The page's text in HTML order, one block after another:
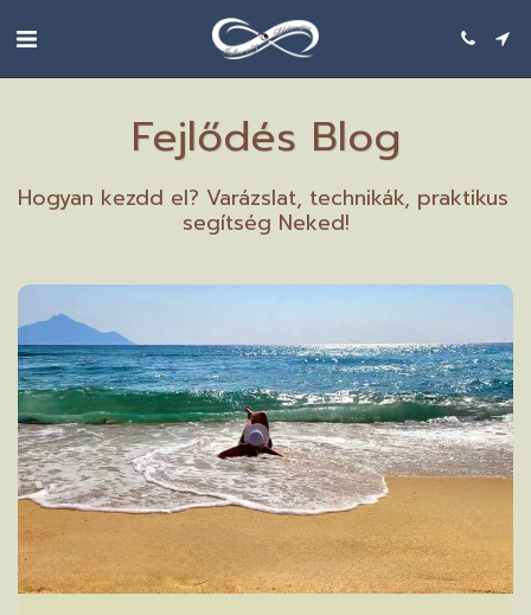
Fejlődés Blog
Hogyan kezdd el? Varázslat, technikák, praktikus
segítség Neked!